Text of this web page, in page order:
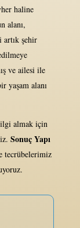
haline
alanı,
artık şehir
ve ailesi ile
yaşam alanı
almak için
Sonuç Yapı
tecrübelerimiz